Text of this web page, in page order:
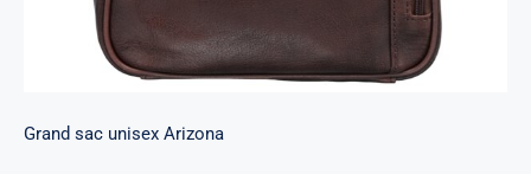
Grand sac unisex Arizona